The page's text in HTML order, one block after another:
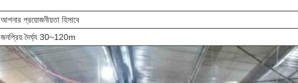
আপনার প্রয়োজনীয়তা হিসাবে
জনপ্রিয় দৈর্ঘ্য 30~120m